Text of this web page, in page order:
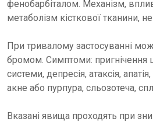
фенобарбіталом. Механізм,
метаболізм кісткової тканини,
При тривалому застосуванні
бромом. Симптоми: пригнічення
системи, депресія, атаксія,
акне або пурпура, сльозотеча,
Вказані явища проходять при